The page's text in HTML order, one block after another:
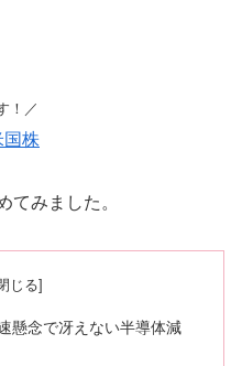
！／
てみました。
懸念で冴えない半導体減